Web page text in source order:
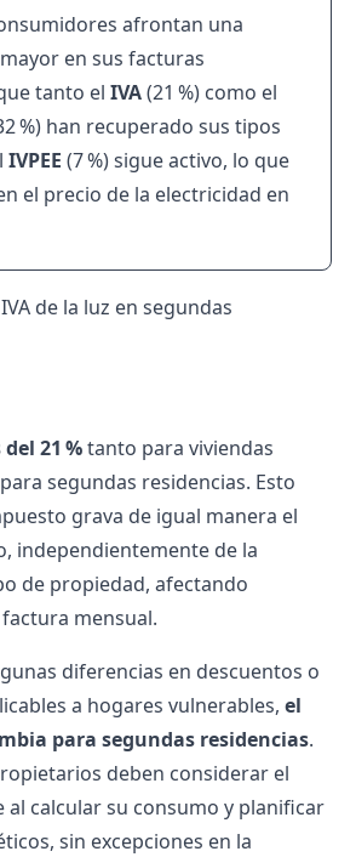
afrontan una
en sus facturas
tanto el IVA(21 %) como el
%) han recuperado sus tipos
IVPEE (7 %) sigue activo, lo que
el precio de la electricidad en
de la luz en segundas
21 %tanto para viviendas
segundas residencias. Esto
grava de igual manera el
independientemente de la
de propiedad, afectando
mensual.
diferencias en descuentos o
a hogares vulnerables, el
para segundas residencias.
deben considerar el
al calcular su consumo y planificar
sin excepciones en la